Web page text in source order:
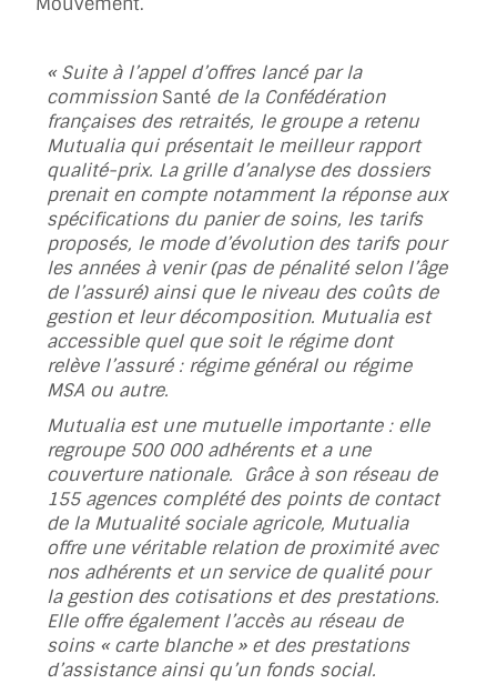
« Suite à l’appel d’offres lancé par la
commission Santé de la Confédération
françaises des retraités, le groupe a retenu
Mutualia qui présentait le meilleur rapport
qualité-prix. La grille d’analyse des dossiers
prenait en compte notamment la réponse aux
spécifications du panier de soins, les tarifs
proposés, le mode d’évolution des tarifs pour
les années à venir (pas de pénalité selon l’âge
de l’assuré) ainsi que le niveau des coûts de
gestion et leur décomposition. Mutualia est
accessible quel que soit le régime dont
relève l’assuré : régime général ou régime
MSA ou autre.
Mutualia est une mutuelle importante : elle
regroupe 500 000 adhérents et a une
couverture nationale. Grâce à son réseau de
155 agences complété des points de contact
de la Mutualité sociale agricole, Mutualia
offre une véritable relation de proximité avec
nos adhérents et un service de qualité pour
la gestion des cotisations et des prestations.
Elle offre également l’accès au réseau de
soins « carte blanche » et des prestations
d’assistance ainsi qu’un fonds social.